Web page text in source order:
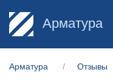
Арматура
Арматура Отзывы